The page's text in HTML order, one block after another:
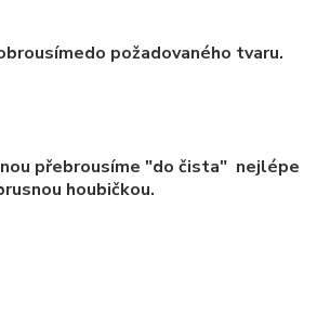
požadovaného tvaru.
přebrousíme "do čista" nejlépe
houbičkou.